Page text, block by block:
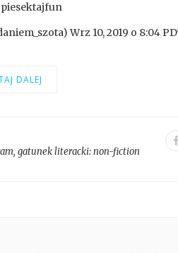
Wrz 10, 2019 o 8:04
DALEJ
, gatunek literacki:non-fiction